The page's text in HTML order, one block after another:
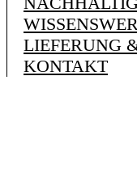
LIEFERUNG
KONTAKT